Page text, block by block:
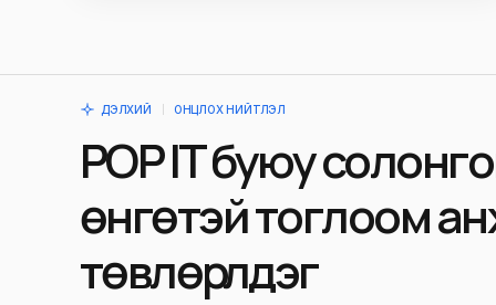
ДЭЛХИЙ ОНЦЛОХ НИЙТЛЭЛ
POP IT буюу
өнгөтэй тоглоом
төвлөрүүлдэг